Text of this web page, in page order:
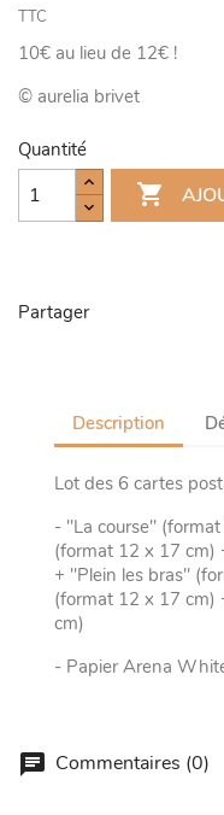
TTC
10€ au lieu de 12€ !
© aurelia brivet
Quantité

Partager
Description
Lot des 6 cartes
- "La course"
(format 12 x 17 cm)
+ "Plein les bras"
(format 12 x 17 cm)
cm)
- Papier Arena
Commentaires (0)